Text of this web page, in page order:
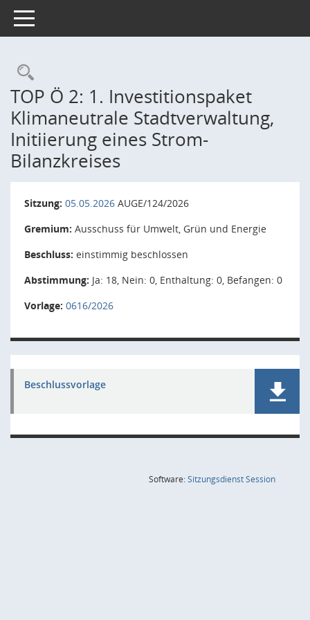
Toggle navigation
Rechercheauswahl
TOP Ö 2: 1. Investitionspaket
Klimaneutrale Stadtverwaltung,
Initiierung eines Strom-
Bilanzkreises
Sitzung: 05.05.2026 AUGE/124/2026
Gremium: Ausschuss für Umwelt, Grün und Energie
Beschluss: einstimmig beschlossen
Abstimmung: Ja: 18, Nein: 0, Enthaltung: 0, Befangen: 0
Vorlage: 0616/2026
Beschlussvorlage
Software:SitzungsdienstSession(Wird in